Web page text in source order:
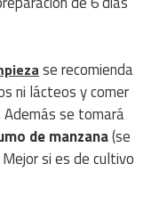
se recomienda
ni lácteos y comer
Además se tomará
de manzana(se
si es de cultivo